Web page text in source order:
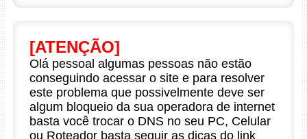
[ATENÇÃO]
Olá pessoal algumas pessoas não estão
conseguindo acessar o site e para resolver
este problema que possivelmente deve ser
algum bloqueio da sua operadora de internet
basta você trocar o DNS no seu PC, Celular
ou Roteador basta seguir as dicas do link